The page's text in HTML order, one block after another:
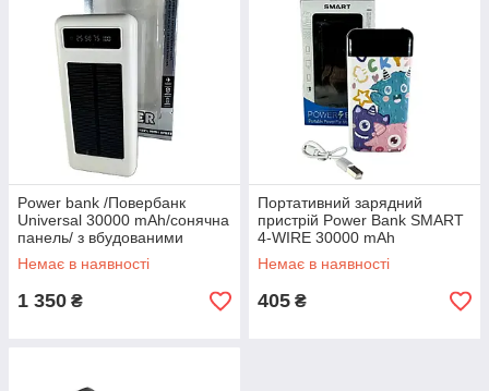
Power bank /Повербанк
Universal 30000 mAh/сонячна
панель/ з вбудованими
шнурами/ліхтар
Немає в наявності
1 350 ₴
Портативний зарядний
пристрій Power Bank SMART
4-WIRE 30000 mAh
Немає в наявності
405 ₴